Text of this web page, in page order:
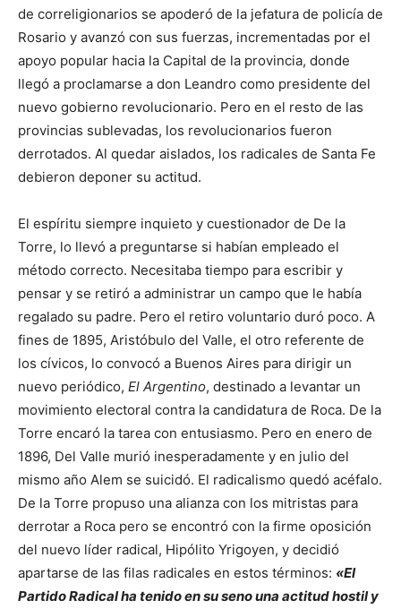
de correligionarios se apoderó de la jefatura de policía de
Rosario y avanzó con sus fuerzas, incrementadas por el
apoyo popular hacia la Capital de la provincia, donde
llegó a proclamarse a don Leandro como presidente del
nuevo gobierno revolucionario. Pero en el resto de las
provincias sublevadas, los revolucionarios fueron
derrotados. Al quedar aislados, los radicales de Santa Fe
debieron deponer su actitud.
El espíritu siempre inquieto y cuestionador de De la
Torre, lo llevó a preguntarse si habían empleado el
método correcto. Necesitaba tiempo para escribir y
pensar y se retiró a administrar un campo que le había
regalado su padre. Pero el retiro voluntario duró poco. A
fines de 1895, Aristóbulo del Valle, el otro referente de
los cívicos, lo convocó a Buenos Aires para dirigir un
nuevo periódico, El Argentino, destinado a levantar un
movimiento electoral contra la candidatura de Roca. De la
Torre encaró la tarea con entusiasmo. Pero en enero de
1896, Del Valle murió inesperadamente y en julio del
mismo año Alem se suicidó. El radicalismo quedó acéfalo.
De la Torre propuso una alianza con los mitristas para
derrotar a Roca pero se encontró con la firme oposición
del nuevo líder radical, Hipólito Yrigoyen, y decidió
apartarse de las filas radicales en estos términos: «El
Partido Radical ha tenido en su seno una actitud hostil y